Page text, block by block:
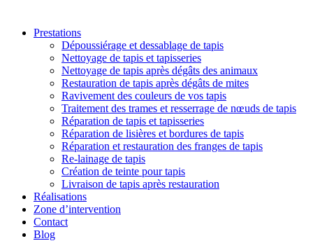
Prestations
Dépoussiérage et dessablage de tapis
Nettoyage de tapis et tapisseries
Nettoyage de tapis après dégâts des animaux
Restauration de tapis après dégâts de mites
Ravivement des couleurs de vos tapis
Traitement des trames et resserrage de nœuds de tapis
Réparation de tapis et tapisseries
Réparation de lisières et bordures de tapis
Réparation et restauration des franges de tapis
Re-lainage de tapis
Création de teinte pour tapis
Livraison de tapis après restauration
Réalisations
Zone d’intervention
Contact
Blog